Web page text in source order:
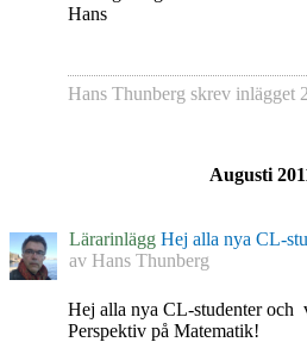
Hans
Hans Thunberg skrev inlägget
Augusti
Lärarinlägg Hej alla nya CL-
av Hans Thunberg
Hej alla nya CL-studenter och
Perspektiv på Matematik!